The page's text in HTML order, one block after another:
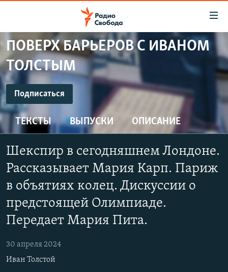
упрощенного
доступа
Вернуться
к
основному
содержанию
Вернутся
главной
навигации
Вернутся
поиску
ПРОГРАММЫ
ПОДКАСТЫ
АВТОРСКИЕ ПРОЕКТЫ
ЦИТАТЫ СВОБОДЫ
МНЕНИЯ
КУЛЬТУРА
IDEL.РЕАЛИИ
КАВКАЗ.РЕАЛИИ
СЕВЕР.РЕАЛИИ
СИБИРЬ.РЕАЛИИ
ПОДПИШИТЕСЬ НА РАССЫЛКУ
ПОВЕРХ БАРЬЕРОВ С ИВАНОМ
ТОЛСТЫМ
ПодписатьсяПОДПИСАТЬСЯ
YouTube
Подписаться
ТЕКСТЫ ВЫПУСКИ ОПИСАНИЕ
Шекспир в сегодняшнем Лондоне.
Рассказывает Мария Карп. Париж
в объятиях колец. Дискуссии о
предстоящей Олимпиаде.
Передает Мария Пита.
30 апреля 2024
Иван Толстой